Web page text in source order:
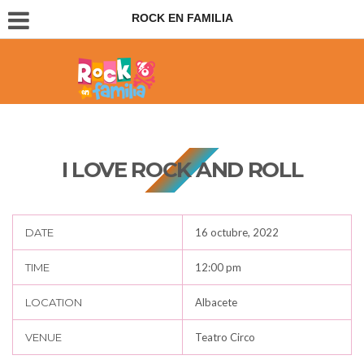
ROCK EN FAMILIA
Conciertos para padres e hijos
I LOVE ROCK AND ROLL
DATE 16 octubre, 2022
TIME 12:00 pm
LOCATION Albacete
VENUE Teatro Circo